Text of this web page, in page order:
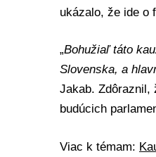
ukázalo, že ide o
„Bohužiaľ táto
Slovenska, a
Jakab. Zdôraznil,
budúcich
Viac k témam: